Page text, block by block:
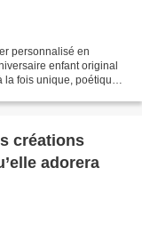
personnalisé en
enfant original
fois unique, poétique
créations
adorera